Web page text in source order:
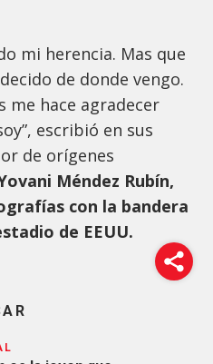
mi herencia. Mas que
de donde vengo.
me hace agradecer
escribió en sus
de orígenes
Méndez Rubín,
con la bandera
de EEUU.